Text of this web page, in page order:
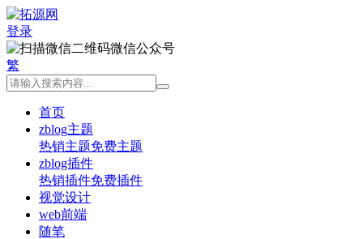
登录
微信公众号
繁
首页
zblog主题
热销主题免费主题
zblog插件
热销插件免费插件
视觉设计
web前端
随笔